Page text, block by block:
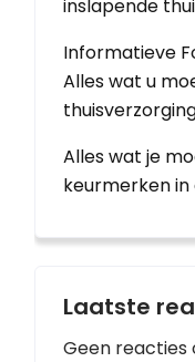
inslapende
Informatieve
Alles wat u
Alles wat je
keurmerken
Laatste
Geen reacties